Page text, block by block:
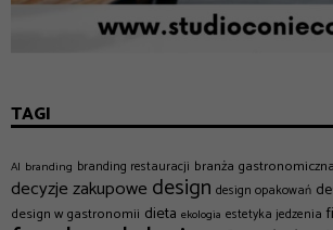
TAGI
AI branding branding restauracji branża gastronomiczna
decyzje zakupowe design design opakowań
design w gastronomii dieta ekologia estetyka jedzenia